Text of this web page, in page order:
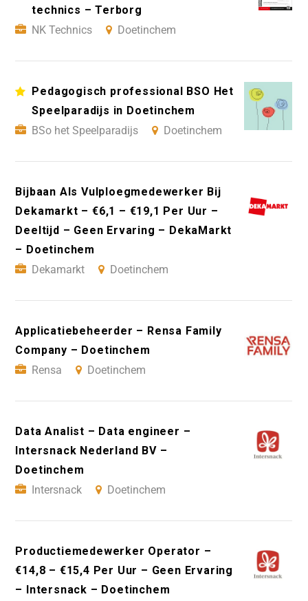
technics – Terborg
NK Technics
Doetinchem
Pedagogisch professional BSO Het
Speelparadijs in Doetinchem
BSo het Speelparadijs
Doetinchem
Bijbaan Als Vulploegmedewerker Bij
Dekamarkt – €6,1 – €19,1 Per Uur –
Deeltijd – Geen Ervaring – DekaMarkt
– Doetinchem
Dekamarkt
Doetinchem
Applicatiebeheerder – Rensa Family
Company – Doetinchem
Rensa
Doetinchem
Data Analist – Data engineer –
Intersnack Nederland BV –
Doetinchem
Intersnack
Doetinchem
Productiemedewerker Operator –
€14,8 – €15,4 Per Uur – Geen Ervaring
– Intersnack – Doetinchem